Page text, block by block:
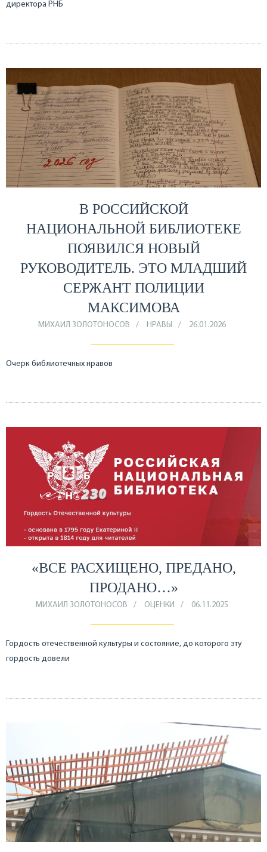
директора РНБ
В РОССИЙСКОЙ
НАЦИОНАЛЬНОЙ БИБЛИОТЕКЕ
ПОЯВИЛСЯ НОВЫЙ
РУКОВОДИТЕЛЬ. ЭТО МЛАДШИЙ
СЕРЖАНТ ПОЛИЦИИ
МАКСИМОВА
МИХАИЛ ЗОЛОТОНОСОВ НРАВЫ 26.01.2026
Очерк библиотечных нравов
«ВСЕ РАСХИЩЕНО, ПРЕДАНО,
ПРОДАНО…»
МИХАИЛ ЗОЛОТОНОСОВ ОЦЕНКИ 06.11.2025
Гордость отечественной культуры и состояние, до которого эту
гордость довели